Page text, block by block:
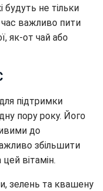
будуть не тільки
час важливо пити
як-от чай або
підтримки
пору року. Його
до
збільшити
вітамін.
зелень та квашену